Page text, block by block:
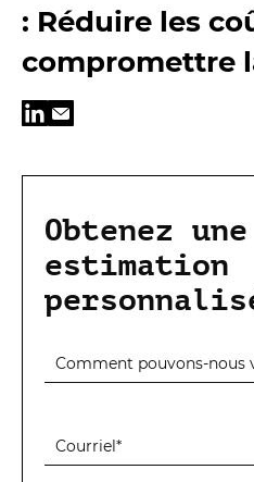
: Réduire les
compromettre
Obtenez une
estimation